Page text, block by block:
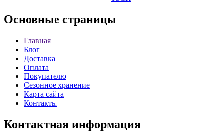
Основные страницы
Главная
Блог
Доставка
Оплата
Покупателю
Сезонное хранение
Карта сайта
Контакты
Контактная информация